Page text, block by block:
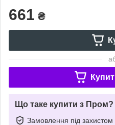
661 ₴
Що таке купити з Пром?
Замовлення під захистом